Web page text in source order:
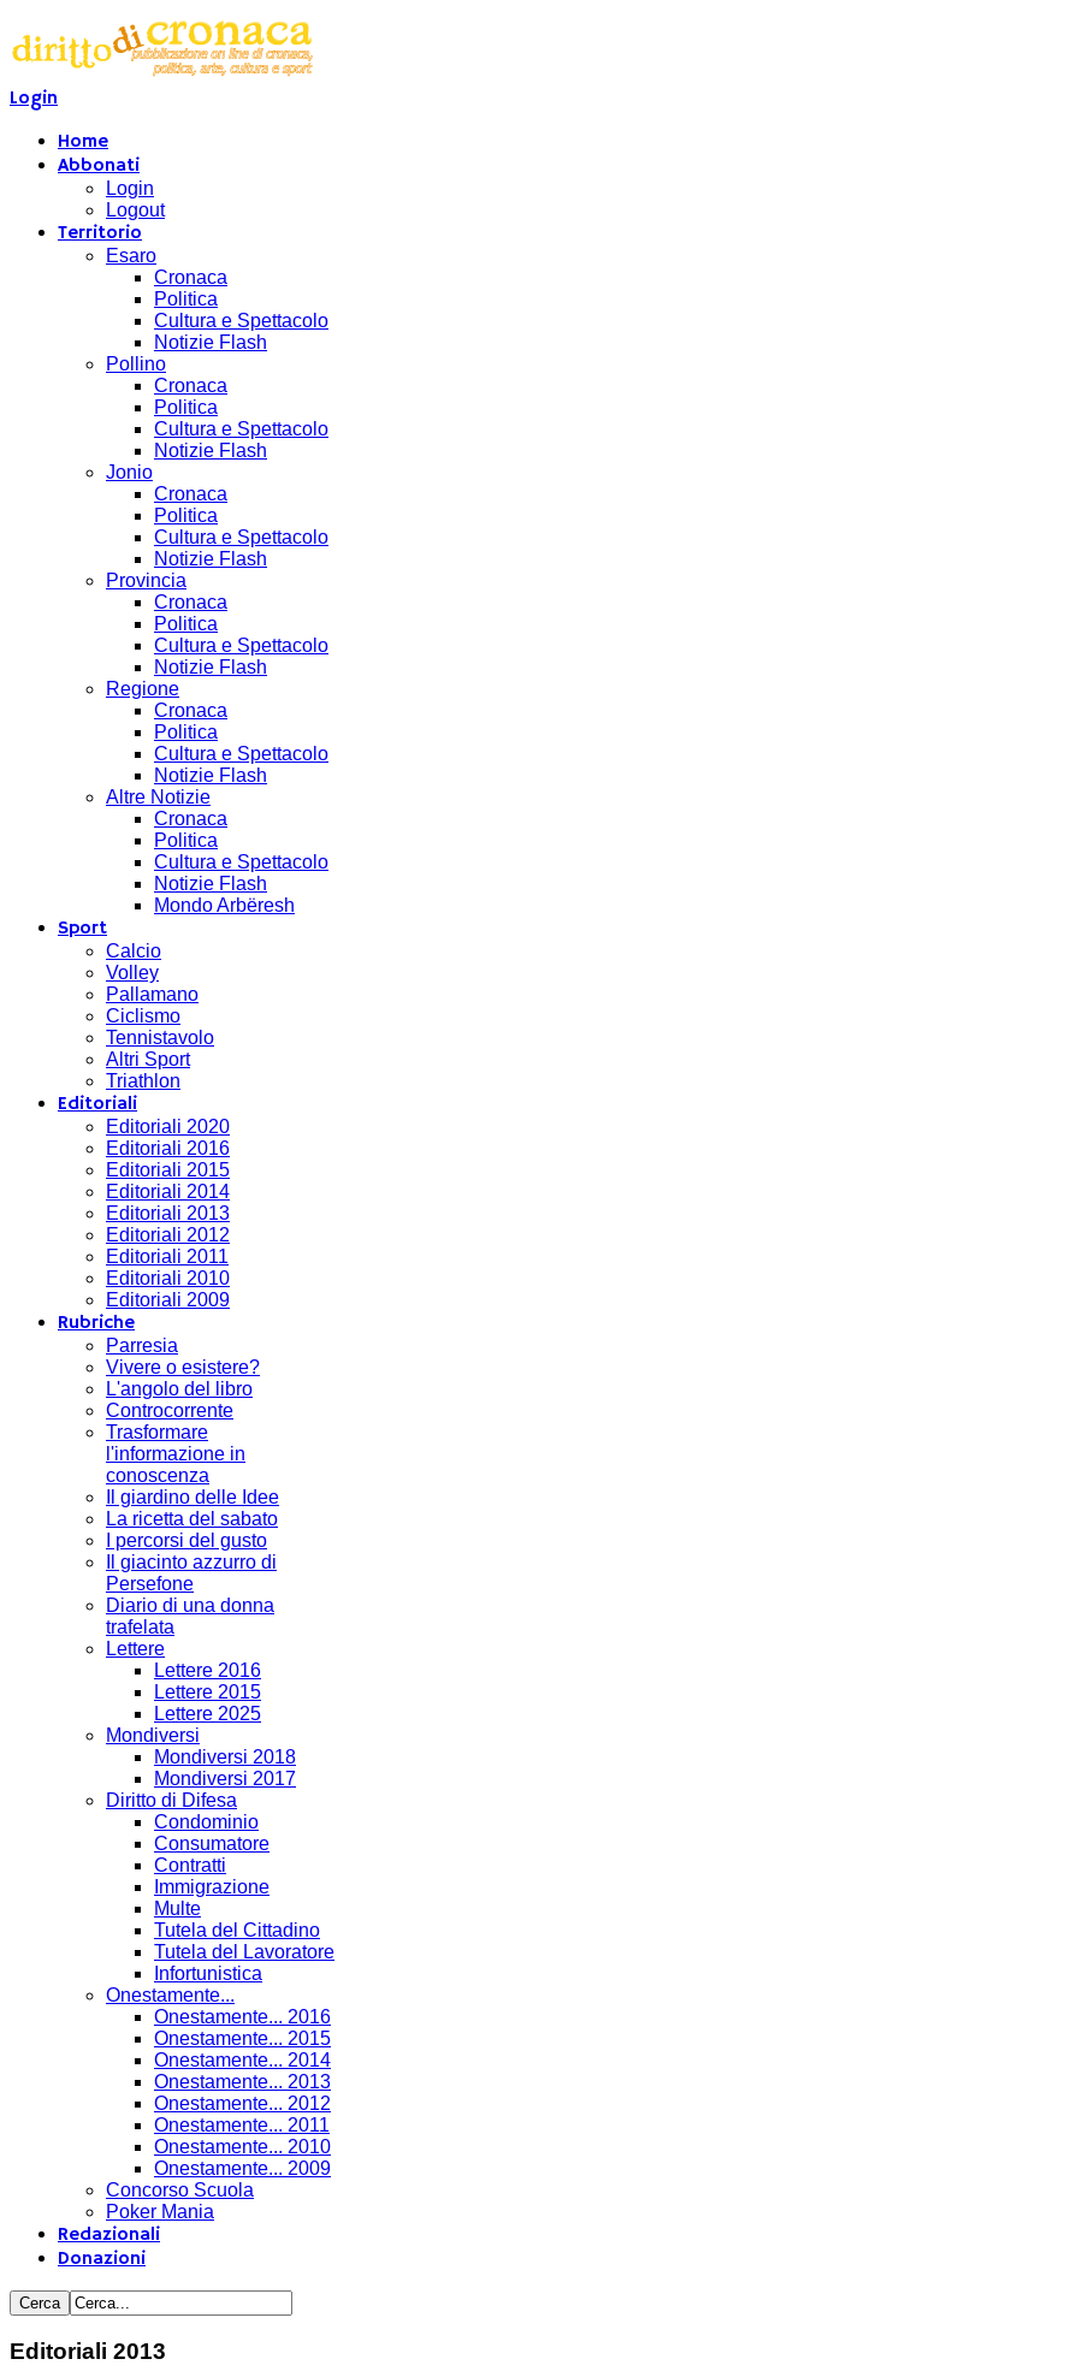
Login
Home
Abbonati
Login
Logout
Territorio
Esaro
Cronaca
Politica
Cultura e Spettacolo
Notizie Flash
Pollino
Cronaca
Politica
Cultura e Spettacolo
Notizie Flash
Jonio
Cronaca
Politica
Cultura e Spettacolo
Notizie Flash
Provincia
Cronaca
Politica
Cultura e Spettacolo
Notizie Flash
Regione
Cronaca
Politica
Cultura e Spettacolo
Notizie Flash
Altre Notizie
Cronaca
Politica
Cultura e Spettacolo
Notizie Flash
Mondo Arbëresh
Sport
Calcio
Volley
Pallamano
Ciclismo
Tennistavolo
Altri Sport
Triathlon
Editoriali
Editoriali 2020
Editoriali 2016
Editoriali 2015
Editoriali 2014
Editoriali 2013
Editoriali 2012
Editoriali 2011
Editoriali 2010
Editoriali 2009
Rubriche
Parresia
Vivere o esistere?
L'angolo del libro
Controcorrente
Trasformare
l'informazione in
conoscenza
Il giardino delle Idee
La ricetta del sabato
I percorsi del gusto
Il giacinto azzurro di
Persefone
Diario di una donna
trafelata
Lettere
Lettere 2016
Lettere 2015
Lettere 2025
Mondiversi
Mondiversi 2018
Mondiversi 2017
Diritto di Difesa
Condominio
Consumatore
Contratti
Immigrazione
Multe
Tutela del Cittadino
Tutela del Lavoratore
Infortunistica
Onestamente...
Onestamente... 2016
Onestamente... 2015
Onestamente... 2014
Onestamente... 2013
Onestamente... 2012
Onestamente... 2011
Onestamente... 2010
Onestamente... 2009
Concorso Scuola
Poker Mania
Redazionali
Donazioni
Editoriali 2013